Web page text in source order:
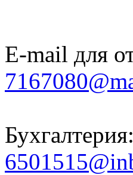
E-mail для
Бухгалтерия: